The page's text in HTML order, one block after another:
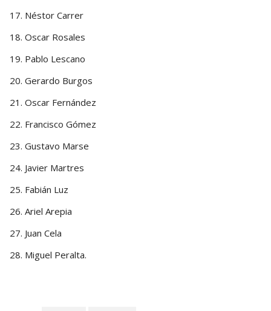
Néstor Carrer
Oscar Rosales
Pablo Lescano
Gerardo Burgos
Oscar Fernández
Francisco Gómez
Gustavo Marse
Javier Martres
Fabián Luz
Ariel Arepia
Juan Cela
Miguel Peralta.